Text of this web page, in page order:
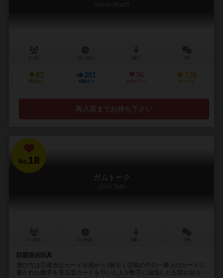
Sheep Match
62
興味あり
201
経験あり
36
お気に入り
135
持ってる
再入荷までお待ち下さい
No.18
ガムトーク
Gum Talk
話題提供玩具
遊び方は①適当なカードを箱から1枚引く②箱の中の一番上のカードに
書かれた数字を見る③カードを引いた人が数字に該当したお題の話を